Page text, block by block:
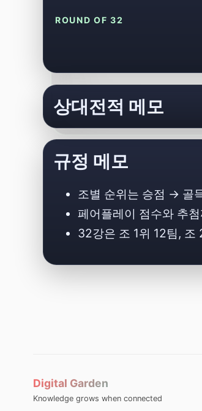
ROUND OF 32
상대전적 메모
규정 메모
조별 순위는 승점 → 골
페어플레이 점수와 추
32강은 조 1위 12팀, 조
Digital Garden
Knowledge grows when connected